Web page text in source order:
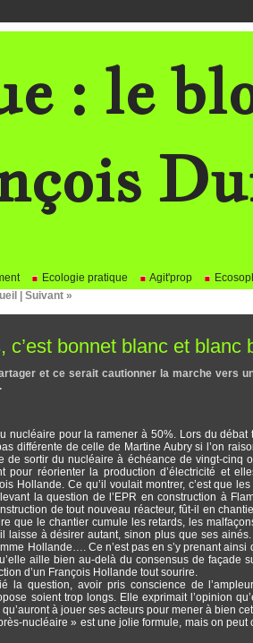
: le
Ecologie pratique Agit'prop
Suivant »
bonnet blanc et blanc
et ce serait cautionner la marche vers
nucléaire pour la ramener à 50%. Lors du débat
différente de celle de Martine Aubry si l’on
sortir du nucléaire à échéance de vingt-cinq
réorienter la production d’électricité et
Hollande. Ce qu’il voulait montrer, c’est que
la question de l’EPR en construction à
de tout nouveau réacteur, fût-il en
que le chantier cumule les retards, les
à désirer autant, sinon plus que ses ainés.
Hollande…. Ce n’est pas en s’y prenant ainsi
aille bien au-delà du consensus de façade
d’un François Hollande tout sourire.
la question, avoir pris conscience de
soient trop longs. Elle exprimait l’opinion
à jouer ses acteurs pour mener à bien
nucléaire » est une jolie formule, mais on peut